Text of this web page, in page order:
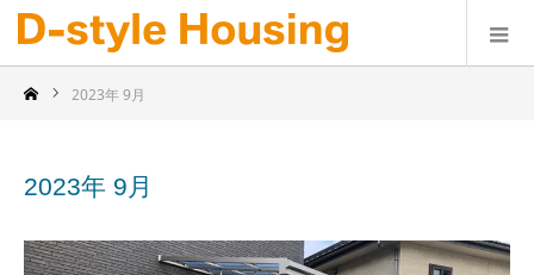
2023年 9月
2023年 9月